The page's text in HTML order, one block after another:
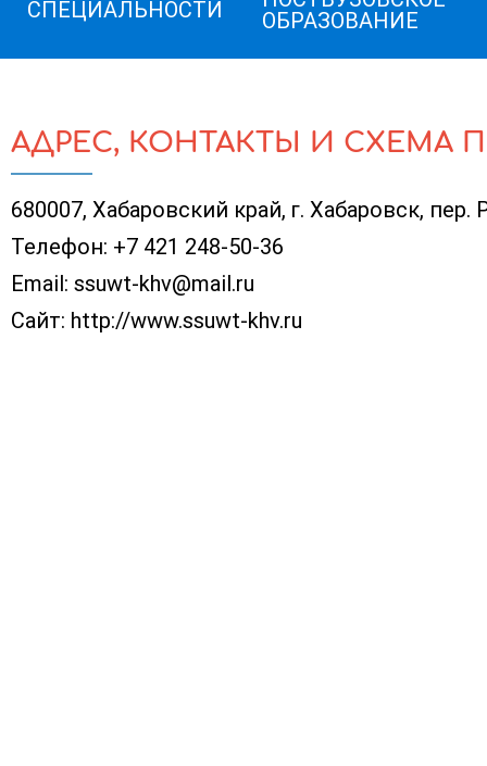
СПЕЦИАЛЬНОСТИ
ОБРАЗОВАНИЕ
АДРЕС, КОНТАКТЫ И СХЕМА
680007, Хабаровский край, г. Хабаровск,
Телефон: +7 421 248-50-36
Email: ssuwt-khv@mail.ru
Сайт: http://www.ssuwt-khv.ru